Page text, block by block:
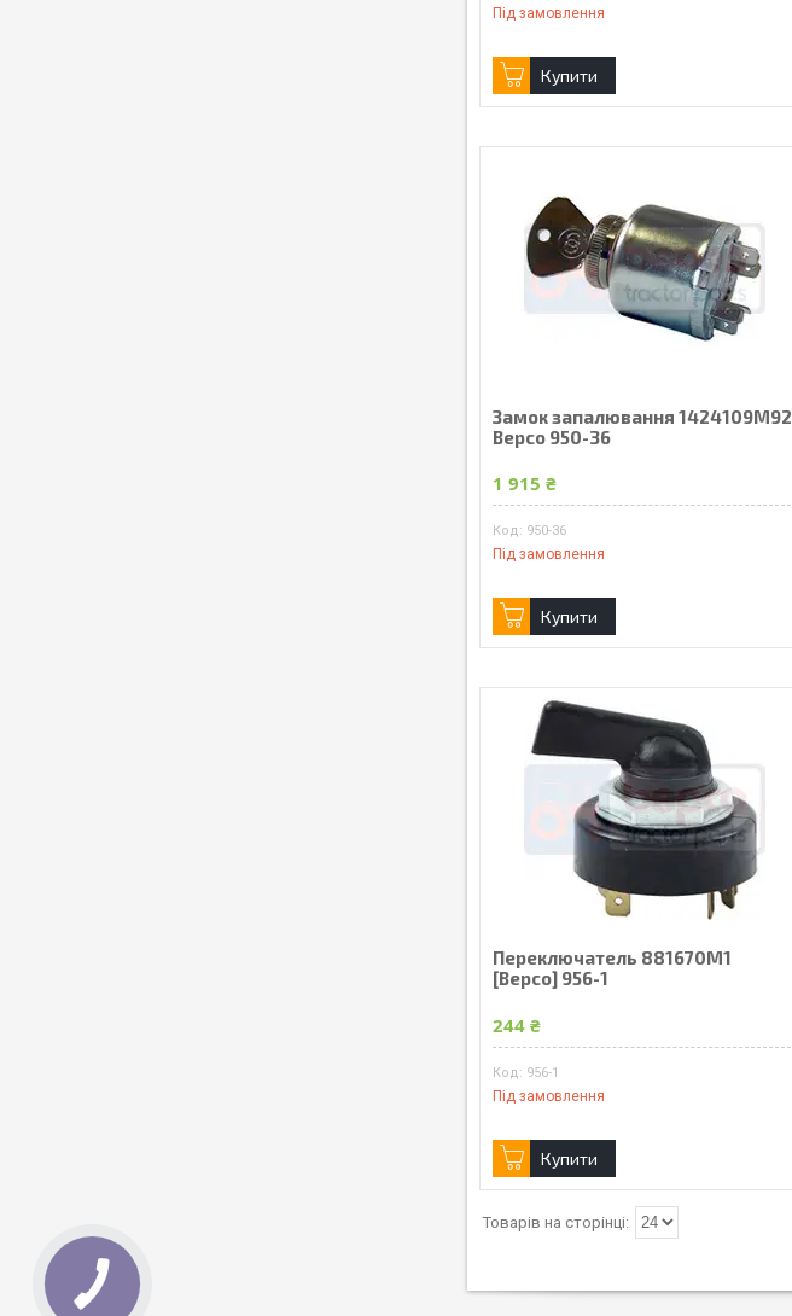
Під замовлення
Купити
Замок запалювання 1424109M92
Bepco 950-36
1 915 ₴
950-36
Під замовлення
Купити
Переключатель 881670M1
[Bepco] 956-1
244 ₴
956-1
Під замовлення
Купити